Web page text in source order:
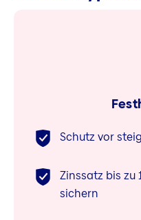
Schutz vor
Zinssatz bis zu
sichern